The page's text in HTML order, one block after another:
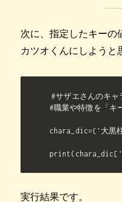
次に、指定したキーの
カツオくんにしようと
#サザエさんのキャ
#職業や特徴を「キ
chara_dic={'大
print(chara_dic['
実行結果です。